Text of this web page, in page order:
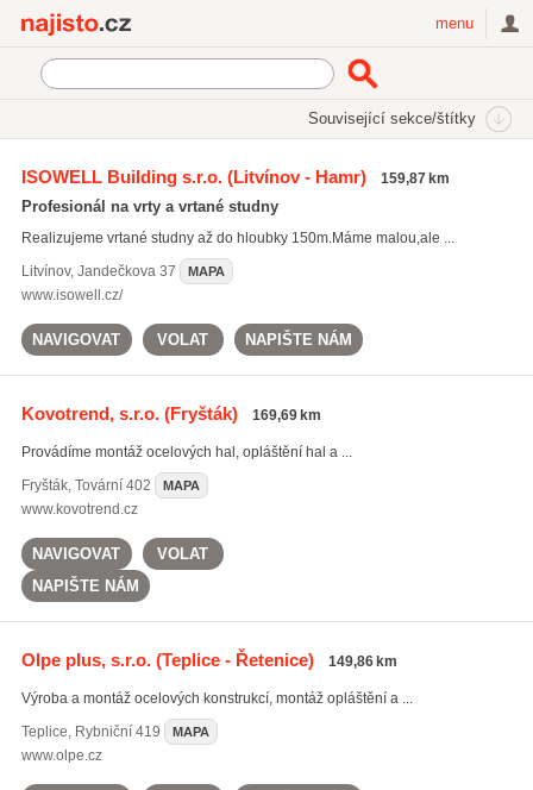
menu
Související sekce/štítky
opláštění budov(157)
kovové konstrukce(701)
ISOWELL Building s.r.o.(Litvínov - Hamr) 159,87 km
Profesionál na vrty a vrtané studny
Realizujeme vrtané studny až do hloubky 150m.Máme malou,ale ...
Litvínov, Jandečkova 37 MAPA
www.isowell.cz/
NAVIGOVAT VOLAT NAPIŠTE NÁM
Kovotrend, s.r.o.(Fryšták) 169,69 km
Provádíme montáž ocelových hal, opláštění hal a ...
Fryšták, Tovární 402 MAPA
www.kovotrend.cz
NAVIGOVAT
VOLAT
NAPIŠTE NÁM
Olpe plus, s.r.o.(Teplice - Řetenice) 149,86 km
Výroba a montáž ocelových konstrukcí, montáž opláštění a ...
Teplice, Rybniční 419 MAPA
www.olpe.cz